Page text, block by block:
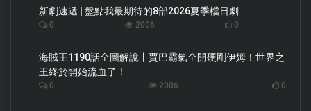
新劇速遞 | 盤點我最期待的8部2026夏季檔日劇
0 2006 0
海賊王1190話全圖解說丨賈巴霸氣全開硬剛伊姆！世界之
王終於開始流血了！
0 2006 0